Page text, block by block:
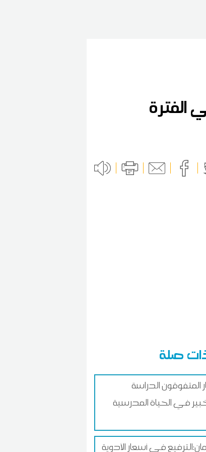
الفترة
صلة
المتفوقون الدراسة
في الحياة المدرسية
في أسعار الأدوية